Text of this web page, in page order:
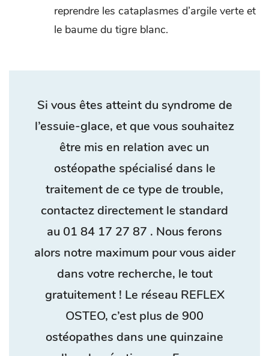
reprendre les cataplasmes d’argile verte et
le baume du tigre blanc.
Si vous êtes atteint du syndrome de
l’essuie-glace, et que vous souhaitez
être mis en relation avec un
ostéopathe spécialisé dans le
traitement de ce type de trouble,
contactez directement le standard
au 01 84 17 27 87 . Nous ferons
alors notre maximum pour vous aider
dans votre recherche, le tout
gratuitement ! Le réseau REFLEX
OSTEO, c’est plus de 900
ostéopathes dans une quinzaine